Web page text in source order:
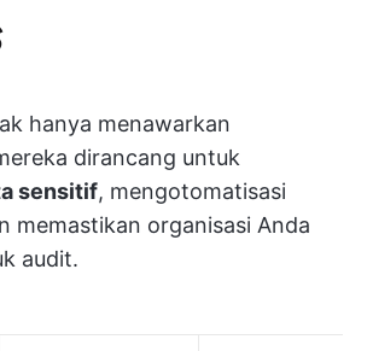
hanya menawarkan
dirancang untuk
sensitif, mengotomatisasi
memastikan organisasi Anda
audit.